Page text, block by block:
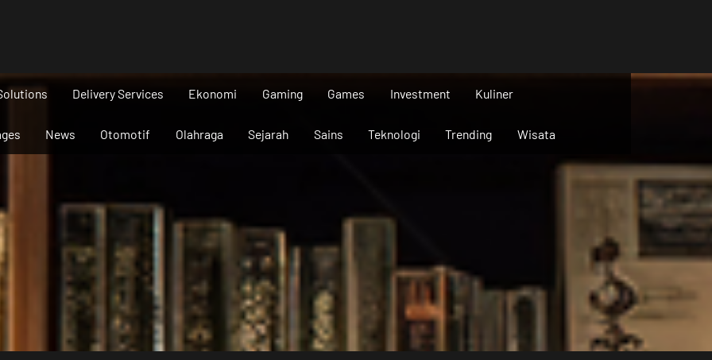
Delivery Services Ekonomi Gaming Games Investment Kuliner
News Otomotif Olahraga Sejarah Sains Teknologi Trending Wisata